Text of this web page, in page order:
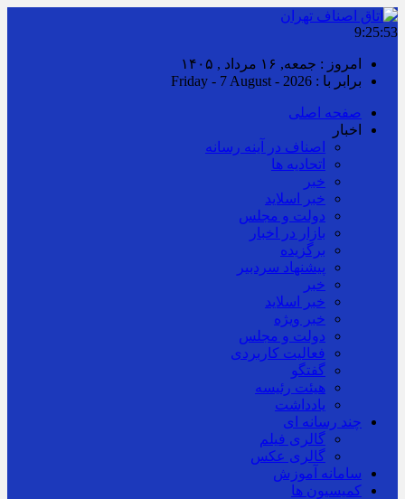
9:25:54
امروز : جمعه, ۱۶ مرداد , ۱۴۰۵
برابر با : Friday - 7 August - 2026
صفحه اصلی
اخبار
اصناف در آینه رسانه
اتحادیه ها
خبر
خبر اسلايد
دولت و مجلس
بازار در اخبار
برگزیده
پیشنهاد سردبیر
خبر
خبر اسلايد
خبر ویژه
دولت و مجلس
فعالیت کاربردی
گفتگو
هیئت رئیسه
یادداشت
چند رسانه ای
گالری فیلم
گالری عکس
سامانه آموزش
کمیسیون ها